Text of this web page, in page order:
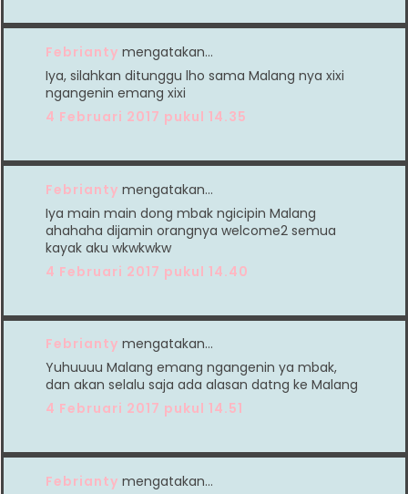
Febrianty mengatakan…
Iya, silahkan ditunggu lho sama Malang nya xixi
ngangenin emang xixi
4 Februari 2017 pukul 14.35
Febrianty mengatakan…
Iya main main dong mbak ngicipin Malang
ahahaha dijamin orangnya welcome2 semua
kayak aku wkwkwkw
4 Februari 2017 pukul 14.40
Febrianty mengatakan…
Yuhuuuu Malang emang ngangenin ya mbak,
dan akan selalu saja ada alasan datng ke Malang
4 Februari 2017 pukul 14.51
Febrianty mengatakan…